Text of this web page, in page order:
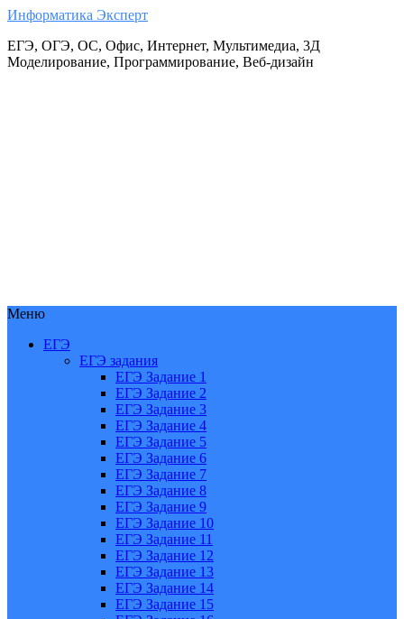
Информатика Эксперт
ЕГЭ, ОГЭ, ОС, Офис, Интернет, Мультимедиа, 3Д
Моделирование, Программирование, Веб-дизайн
Меню
ЕГЭ
ЕГЭ задания
ЕГЭ Задание 1
ЕГЭ Задание 2
ЕГЭ Задание 3
ЕГЭ Задание 4
ЕГЭ Задание 5
ЕГЭ Задание 6
ЕГЭ Задание 7
ЕГЭ Задание 8
ЕГЭ Задание 9
ЕГЭ Задание 10
ЕГЭ Задание 11
ЕГЭ Задание 12
ЕГЭ Задание 13
ЕГЭ Задание 14
ЕГЭ Задание 15